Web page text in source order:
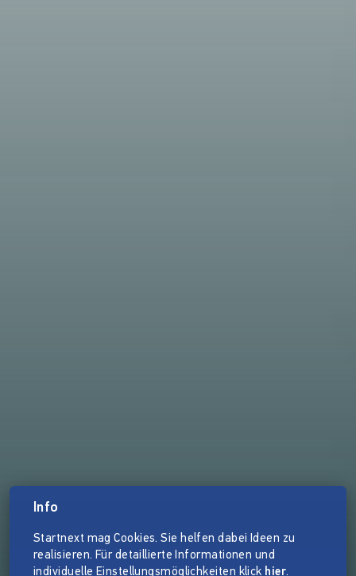
Info
Startnext mag Cookies. Sie helfen dabei Ideen zu
realisieren. Für detaillierte Informationen und
individuelle Einstellungsmöglichkeiten klick hier.